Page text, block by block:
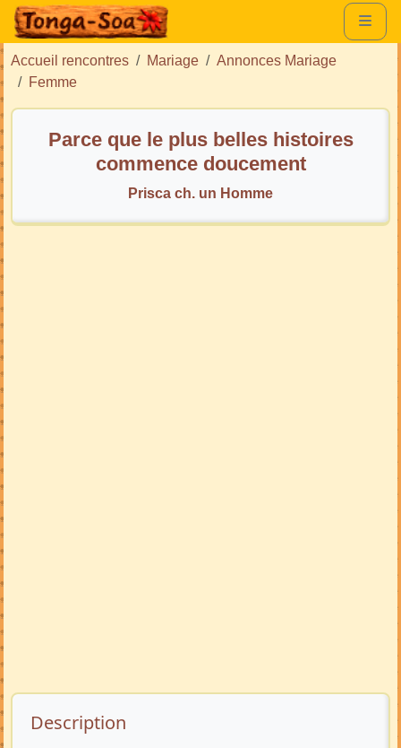
Accueil rencontres Mariage
Annonces Mariage
Femme
Parce que le plus belles histoires
commence doucement
Prisca ch. un Homme
Description de l’annonce
Description